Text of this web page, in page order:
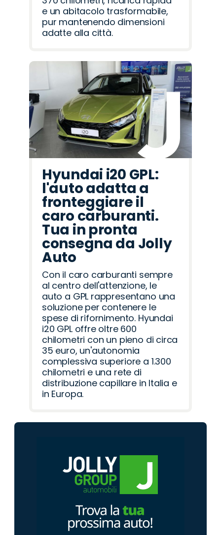
e un abitacolo trasformabile,
pur mantenendo dimensioni
adatte alla città.
Hyundai i20 GPL:
l'auto adatta a
fronteggiare il
caro carburanti.
Tua in pronta
consegna da Jolly
Auto
Con il caro carburanti sempre
al centro dell'attenzione, le
auto a GPL rappresentano una
soluzione per contenere le
spese di rifornimento. Hyundai
i20 GPL offre oltre 600
chilometri con un pieno di circa
35 euro, un'autonomia
complessiva superiore a 1.300
chilometri e una rete di
distribuzione capillare in Italia e
in Europa.